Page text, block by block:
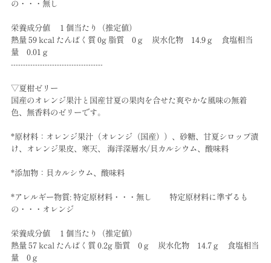
の・・・無し
栄養成分値 １個当たり（推定値）
熱量 59 kcal たんぱく質 0g 脂質 0ｇ 炭水化物 14.9ｇ 食塩相当
量 0.01ｇ
--------------------------------------
▽夏柑ゼリー
国産のオレンジ果汁と国産甘夏の果肉を合せた爽やかな風味の無着
色、無香料のゼリーです。
*原材料：オレンジ果汁（オレンジ（国産））、砂糖、甘夏シロップ漬
け、オレンジ果皮、寒天、 海洋深層水/貝カルシウム、酸味料
*添加物：貝カルシウム、酸味料
*アレルギー物質: 特定原材料・・・無し 特定原材料に準ずるも
の・・・オレンジ
栄養成分値 １個当たり（推定値）
熱量 57 kcal たんぱく質 0.2g 脂質 0ｇ 炭水化物 14.7ｇ 食塩相当
量 0ｇ